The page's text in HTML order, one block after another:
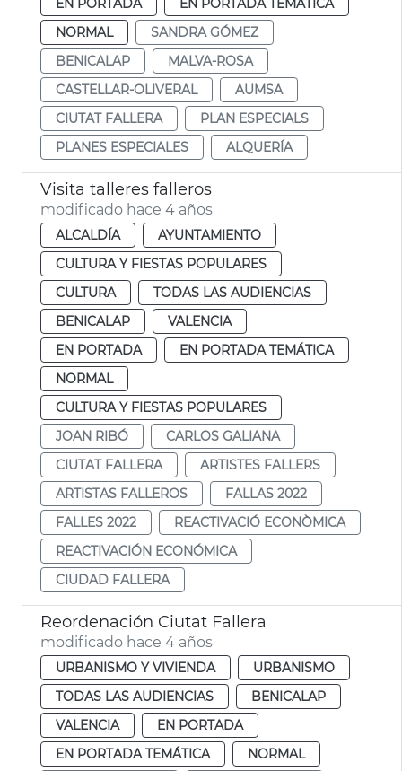
NORMAL
SANDRA GÓMEZ
BENICALAP
MALVA-ROSA
CASTELLAR-OLIVERAL
AUMSA
CIUTAT FALLERA
PLAN ESPECIALS
PLANES ESPECIALES
ALQUERÍA
Visita talleres falleros
modificado hace 4 años
ALCALDÍA
AYUNTAMIENTO
CULTURA Y FIESTAS POPULARES
CULTURA
TODAS LAS AUDIENCIAS
BENICALAP
VALENCIA
EN PORTADA
EN PORTADA TEMÁTICA
NORMAL
CULTURA Y FIESTAS POPULARES
JOAN RIBÓ
CARLOS GALIANA
CIUTAT FALLERA
ARTISTES FALLERS
ARTISTAS FALLEROS
FALLAS 2022
FALLES 2022
REACTIVACIÓ ECONÒMICA
REACTIVACIÓN ECONÓMICA
CIUDAD FALLERA
Reordenación Ciutat Fallera
modificado hace 4 años
URBANISMO Y VIVIENDA
URBANISMO
TODAS LAS AUDIENCIAS
BENICALAP
VALENCIA
EN PORTADA
EN PORTADA TEMÁTICA
NORMAL